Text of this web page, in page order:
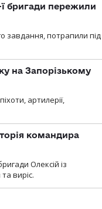
ї бригади пережили
завдання, потрапили під
на Запорізькому
артилерії,
командира
Олексій із
виріс.